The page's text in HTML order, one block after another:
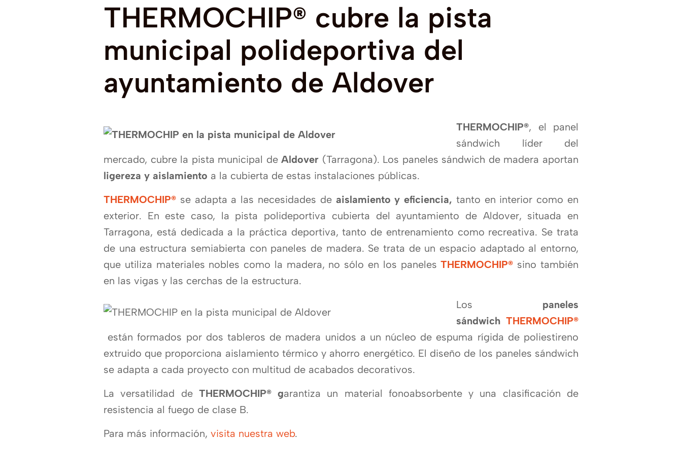
THERMOCHIP® cubre la pista
municipal polideportiva del
ayuntamiento de Aldover
THERMOCHIP®, el panel
sándwich lí­der del
mercado, cubre la pista municipal deAldover (Tarragona). Los paneles sándwich de madera aportan
ligereza y aislamiento a la cubierta de estas instalaciones públicas.
THERMOCHIP® se adapta a las necesidades de aislamiento y eficiencia, tanto en interior como en
exterior. En este caso, la pista polideportiva cubierta del ayuntamiento de Aldover, situada en
Tarragona, está dedicada a la práctica deportiva, tanto de entrenamiento como recreativa. Se trata
de una estructura semiabierta con paneles de madera. Se trata de un espacio adaptado al entorno,
que utiliza materiales nobles como la madera, no sólo en los panelesTHERMOCHIP® sino también
en las vigas y las cerchas de la estructura.
Los paneles
sándwich THERMOCHIP®
están formados por dos tableros de madera unidos a un núcleo de espuma rí­gida de poliestireno
extruido que proporciona aislamiento térmico y ahorro energético. El diseño de los paneles sándwich
se adapta a cada proyecto con multitud de acabados decorativos.
La versatilidad de THERMOCHIP® garantiza un material fonoabsorbente y una clasificación de
resistencia al fuego de clase B.
Para más información, visita nuestra web.